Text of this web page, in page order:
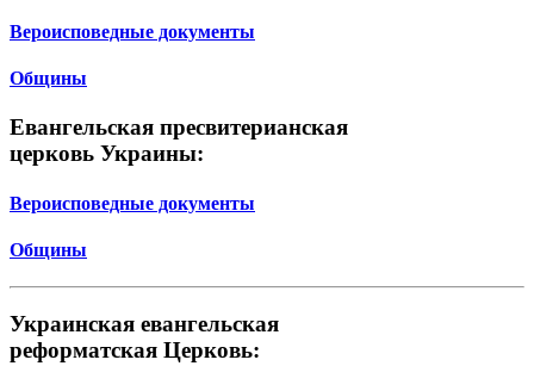
Вероисповедные документы
Общины
Евангельская пресвитерианская
церковь Украины:
Вероисповедные документы
Общины
Украинская евангельская
реформатская Церковь: